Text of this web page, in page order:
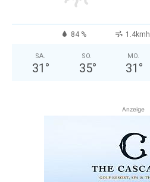
84 % 1.4kmh
SA.
31 °
SO.
35°
MO.
31 °
Anzeige